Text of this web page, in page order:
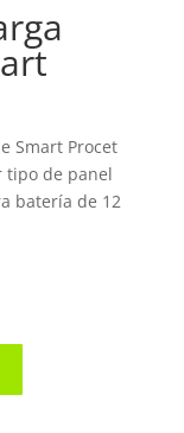
Smart Procet
tipo de panel
batería de 12